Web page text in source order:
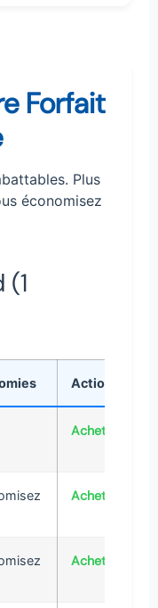
Forfait
Plus
économisez
Action
Acheter
Acheter
Acheter